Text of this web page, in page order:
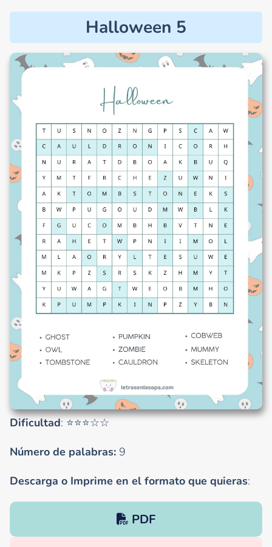
Halloween 5
Dificultad: ⭐⭐⭐☆☆
Número de palabras: 9
Descarga o Imprime en el formato que quieras:
PDF